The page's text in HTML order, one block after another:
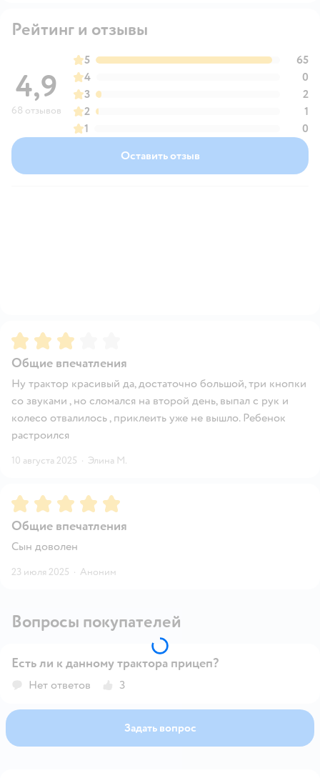
Рейтинг и отзывы
4,9
68 отзывов
5
65
4
0
3
2
2
1
1
0
Оставить отзыв
Рейтинг:3
Общие впечатления
Ну трактор красивый да, достаточно большой, три кнопки
со звуками , но сломался на второй день, выпал с рук и
колесо отвалилось , приклеить уже не вышло. Ребенок
растроился
10 августа 2025 · Элина М.
Рейтинг:5
Общие впечатления
Сын доволен
23 июля 2025 · Аноним
Вопросы покупателей
Есть ли к данному трактора прицеп?
Нет ответов 3
Задать вопрос